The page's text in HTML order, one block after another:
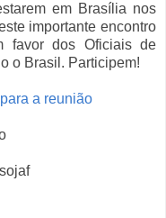
em Brasília nos
importante encontro
favor dos Oficiais de
o Brasil. Participem!
a reunião